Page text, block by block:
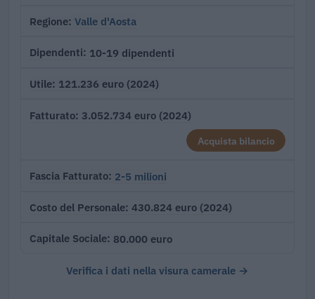
Regione Valle d'Aosta
Dipendenti 10-19 dipendenti
Utile 121.236 euro (2024)
Fatturato 3.052.734 euro (2024)
Acquista bilancio
Fascia Fatturato 2-5 milioni
Costo del Personale 430.824 euro (2024)
Capitale Sociale 80.000 euro
Verifica i dati nella visura camerale →